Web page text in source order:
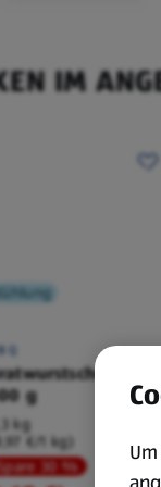
IM
g
kg
€/1 kg)
Spare 30 %